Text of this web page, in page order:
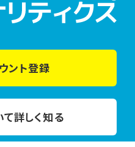
ント登録
詳しく知る